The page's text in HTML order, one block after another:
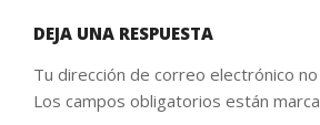
DEJA UNA RESPUESTA
Tu dirección de correo electrónico
Los campos obligatorios están